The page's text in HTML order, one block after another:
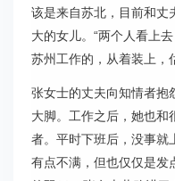
该是来自苏北，目前和丈
大的女儿。“两个人看上
苏州工作的，从着装上，
张女士的丈夫向知情者抱
大脚。工作之后，她也和
者。平时下班后，没事就
有点不满，但也仅仅是发